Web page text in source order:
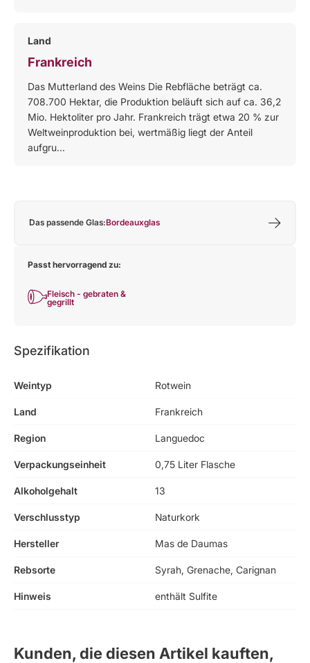
Land
Frankreich
Das Mutterland des Weins Die Rebfläche beträgt ca.
708.700 Hektar, die Produktion beläuft sich auf ca. 36,2
Mio. Hektoliter pro Jahr. Frankreich trägt etwa 20 % zur
Weltweinproduktion bei, wertmäßig liegt der Anteil
aufgru...
Das passende Glas:Bordeauxglas
Passt hervorragend zu:
Fleisch - gebraten &
gegrillt
Spezifikation
Weintyp Rotwein
Land Frankreich
Region Languedoc
Verpackungseinheit 0,75 Liter Flasche
Alkoholgehalt 13
Verschlusstyp Naturkork
Hersteller Mas de Daumas
Rebsorte Syrah, Grenache, Carignan
Hinweis enthält Sulfite
Kunden, die diesen Artikel kauften,